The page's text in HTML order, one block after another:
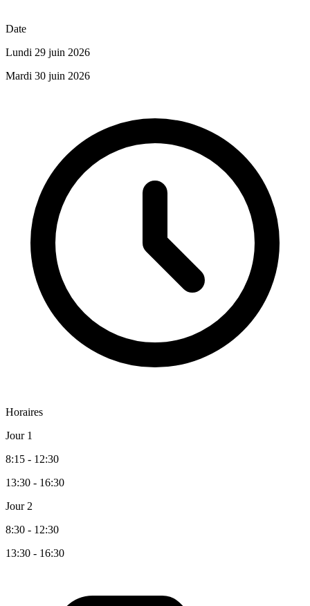
Date
Lundi 29 juin 2026
Mardi 30 juin 2026
Horaires
Jour 1
8:15 - 12:30
13:30 - 16:30
Jour 2
8:30 - 12:30
13:30 - 16:30